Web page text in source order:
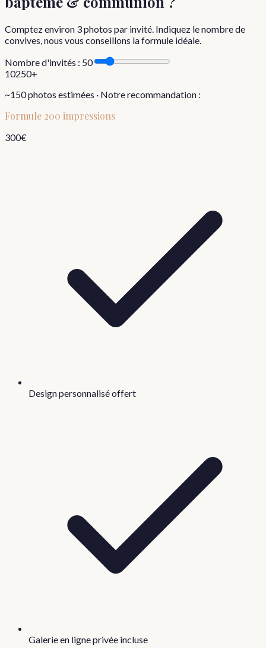
Comptez environ 3photos par invité. Indiquez le nombre de
convives, nous vous conseillons la formule idéale.
Nombre d'invités : 50
10250+
~150photos estimées · Notre recommandation :
Formule 200 impressions
300€
Design personnalisé offert
Galerie en ligne privée incluse